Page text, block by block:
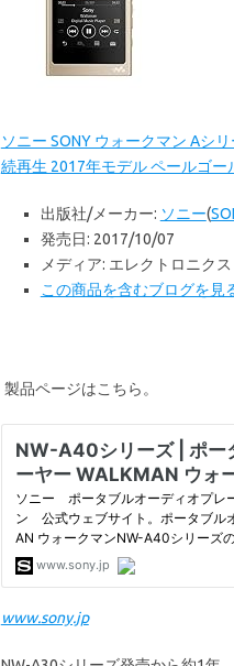
ソニー SONY ウォークマン Aシ
続再生 2017年モデル ペールゴー
出版社/メーカー: ソニー(
発売日: 2017/10/07
メディア: エレクトロニクス
この商品を含むブログを見
製品ページはこちら。
www.sony.jp